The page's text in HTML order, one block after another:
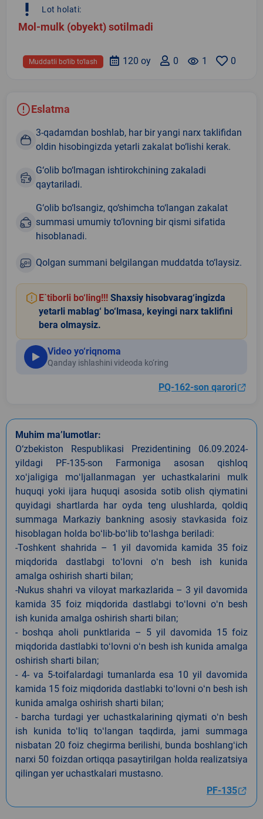
priority_high Lot holati:
Mol-mulk (obyekt) sotilmadi
0
remove_red_eye 1
0
120 oy
Muddatli bo‘lib to‘lash
Eslatma
3-qadamdan boshlab, har bir yangi narx taklifidan
oldin hisobingizda yetarli zakalat bo‘lishi kerak.
G‘olib bo‘lmagan ishtirokchining zakaladi
qaytariladi.
G‘olib bo‘lsangiz, qo‘shimcha to‘langan zakalat
summasi umumiy to‘lovning bir qismi sifatida
hisoblanadi.
Qolgan summani belgilangan muddatda to‘laysiz.
E`tiborli bo‘ling!!! Shaxsiy hisobvarag‘ingizda
yetarli mablag‘ bo‘lmasa, keyingi narx taklifini
bera olmaysiz.
Video yo‘riqnoma
Qanday ishlashini videoda ko‘ring
PQ-162-son qarori
Muhim ma’lumotlar:
O‘zbekiston Respublikasi Prezidentining 06.09.2024-
yildagi PF-135-son Farmoniga asosan qishloq
xoʻjaligiga moʻljallanmagan yer uchastkalarini mulk
huquqi yoki ijara huquqi asosida sotib olish qiymatini
quyidagi shartlarda har oyda teng ulushlarda, qoldiq
summaga Markaziy bankning asosiy stavkasida foiz
hisoblagan holda boʻlib-boʻlib toʻlashga beriladi:
-Toshkent shahrida – 1 yil davomida kamida 35 foiz
miqdorida dastlabgi toʻlovni oʻn besh ish kunida
amalga oshirish sharti bilan;
-Nukus shahri va viloyat markazlarida – 3 yil davomida
kamida 35 foiz miqdorida dastlabgi toʻlovni oʻn besh
ish kunida amalga oshirish sharti bilan;
- boshqa aholi punktlarida – 5 yil davomida 15 foiz
miqdorida dastlabki toʻlovni oʻn besh ish kunida amalga
oshirish sharti bilan;
- 4- va 5-toifalardagi tumanlarda esa 10 yil davomida
kamida 15 foiz miqdorida dastlabki toʻlovni oʻn besh ish
kunida amalga oshirish sharti bilan;
- barcha turdagi yer uchastkalarining qiymati oʻn besh
ish kunida toʻliq toʻlangan taqdirda, jami summaga
nisbatan 20 foiz chegirma berilishi, bunda boshlangʻich
narxi 50 foizdan ortiqqa pasaytirilgan holda realizatsiya
qilingan yer uchastkalari mustasno.
PF-135